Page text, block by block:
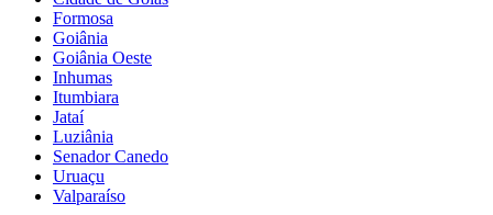
Formosa
Goiânia
Goiânia Oeste
Inhumas
Itumbiara
Jataí
Luziânia
Senador Canedo
Uruaçu
Valparaíso